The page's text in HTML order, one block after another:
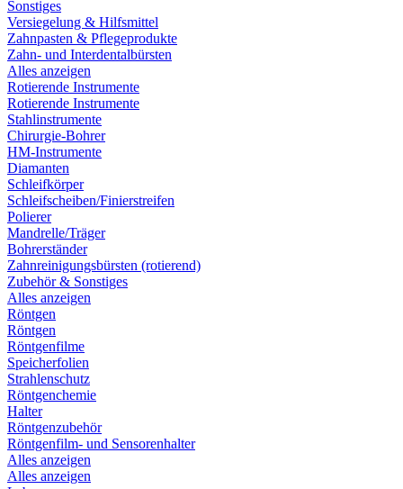
Sonstiges
Versiegelung & Hilfsmittel
Zahnpasten & Pflegeprodukte
Zahn- und Interdentalbürsten
Alles anzeigen
Rotierende Instrumente
Rotierende Instrumente
Stahlinstrumente
Chirurgie-Bohrer
HM-Instrumente
Diamanten
Schleifkörper
Schleifscheiben/Finierstreifen
Polierer
Mandrelle/Träger
Bohrerständer
Zahnreinigungsbürsten (rotierend)
Zubehör & Sonstiges
Alles anzeigen
Röntgen
Röntgen
Röntgenfilme
Speicherfolien
Strahlenschutz
Röntgenchemie
Halter
Röntgenzubehör
Röntgenfilm- und Sensorenhalter
Alles anzeigen
Alles anzeigen